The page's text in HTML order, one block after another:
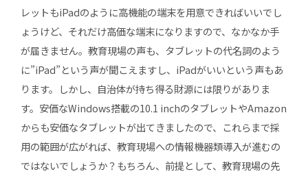
レットもiPadのように高機能の端末を用意できればいいでし
ょうけど、それだけ高価な端末になりますので、なかなか手
が届きません。教育現場の声も、タブレットの代名詞のよう
に”iPad”という声が聞こえますし、iPadがいいという声もあ
ります。しかし、自治体が持ち得る財源には限りがありま
す。安価なWindows搭載の10.1 inchのタブレットやAmazon
からも安価なタブレットが出てきましたので、これらまで採
用の範囲が広がれば、教育現場への情報機器類導入が進むの
ではないでしょうか？もちろん、前提として、教育現場の先